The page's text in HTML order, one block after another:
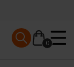
0
Mobile menu